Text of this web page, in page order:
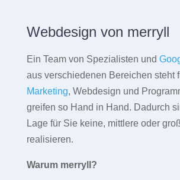
Webdesign von merryll
Ein Team von Spezialisten und
aus verschiedenen Bereichen steht
Marketing, Webdesign und
greifen so Hand in Hand. Dadurch
Lage für Sie keine, mittlere oder
realisieren.
Warum merryll?